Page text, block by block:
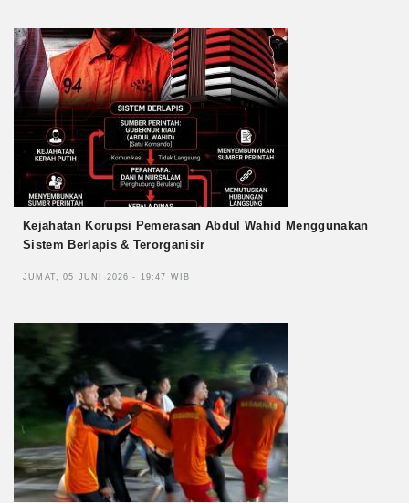
Kejahatan Korupsi Pemerasan Abdul Wahid Menggunakan
Sistem Berlapis & Terorganisir
JUMAT, 05 JUNI 2026 - 19:47 WIB